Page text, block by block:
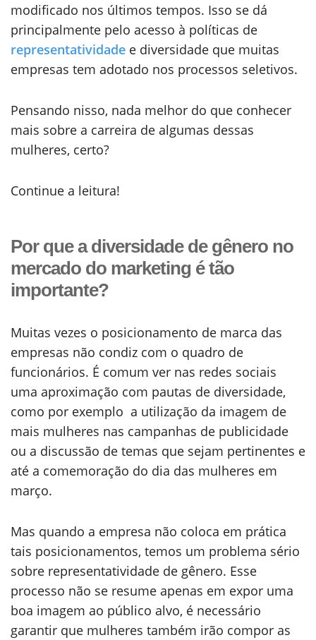
modificado nos últimos tempos. Isso se dá
principalmente pelo acesso à políticas de
representatividade e diversidade que muitas
empresas tem adotado nos processos seletivos.
Pensando nisso, nada melhor do que conhecer
mais sobre a carreira de algumas dessas
mulheres, certo?
Continue a leitura!
Por que a diversidade de gênero no
mercado do marketing é tão
importante?
Muitas vezes o posicionamento de marca das
empresas não condiz com o quadro de
funcionários. É comum ver nas redes sociais
uma aproximação com pautas de diversidade,
como por exemplo a utilização da imagem de
mais mulheres nas campanhas de publicidade
ou a discussão de temas que sejam pertinentes e
até a comemoração do dia das mulheres em
março.
Mas quando a empresa não coloca em prática
tais posicionamentos, temos um problema sério
sobre representatividade de gênero. Esse
processo não se resume apenas em expor uma
boa imagem ao público alvo, é necessário
garantir que mulheres também irão compor as